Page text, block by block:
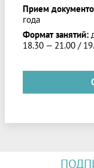
Прием
года
Формат занятий:
18.30 — 21.00 /